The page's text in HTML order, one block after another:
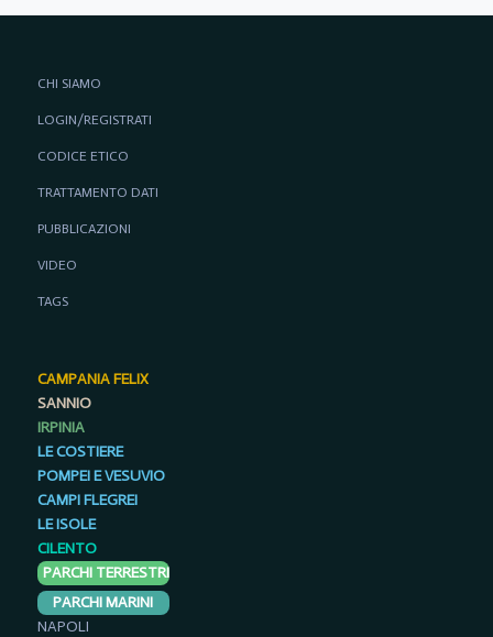
CHI SIAMO
LOGIN/REGISTRATI
CODICE ETICO
TRATTAMENTO DATI
PUBBLICAZIONI
VIDEO
TAGS
CAMPANIA FELIX
SANNIO
IRPINIA
LE COSTIERE
POMPEI E VESUVIO
CAMPI FLEGREI
LE ISOLE
CILENTO
PARCHI TERRESTRI
PARCHI MARINI
NAPOLI